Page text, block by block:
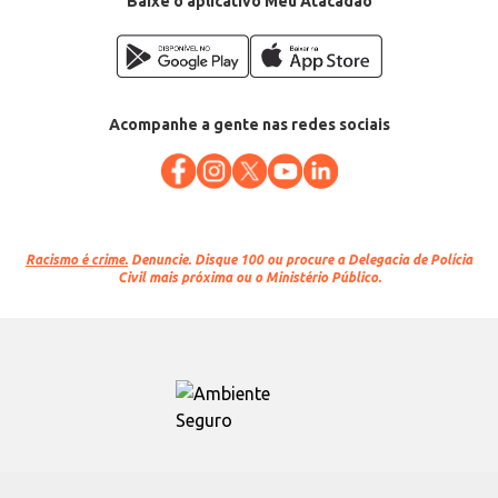
Acompanhe a gente nas redes sociais
Racismo é crime. Denuncie. Disque 100 ou procure a Delegacia de Polícia
Civil mais próxima ou o Ministério Público.